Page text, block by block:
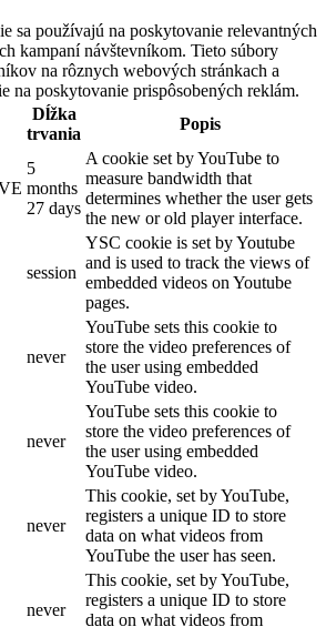
sa používajú na poskytovanie relevantných
kampaní návštevníkom. Tieto súbory
na rôznych webových stránkach a
na poskytovanie prispôsobených reklám.
Dĺžka
trvania
Popis
5
months
27 days
A cookie set by YouTube to
measure bandwidth that
determines whether the user gets
the new or old player interface.
session
YSC cookie is set by Youtube
and is used to track the views of
embedded videos on Youtube
pages.
never
YouTube sets this cookie to
store the video preferences of
the user using embedded
YouTube video.
never
YouTube sets this cookie to
store the video preferences of
the user using embedded
YouTube video.
never
This cookie, set by YouTube,
registers a unique ID to store
data on what videos from
YouTube the user has seen.
never
This cookie, set by YouTube,
registers a unique ID to store
data on what videos from